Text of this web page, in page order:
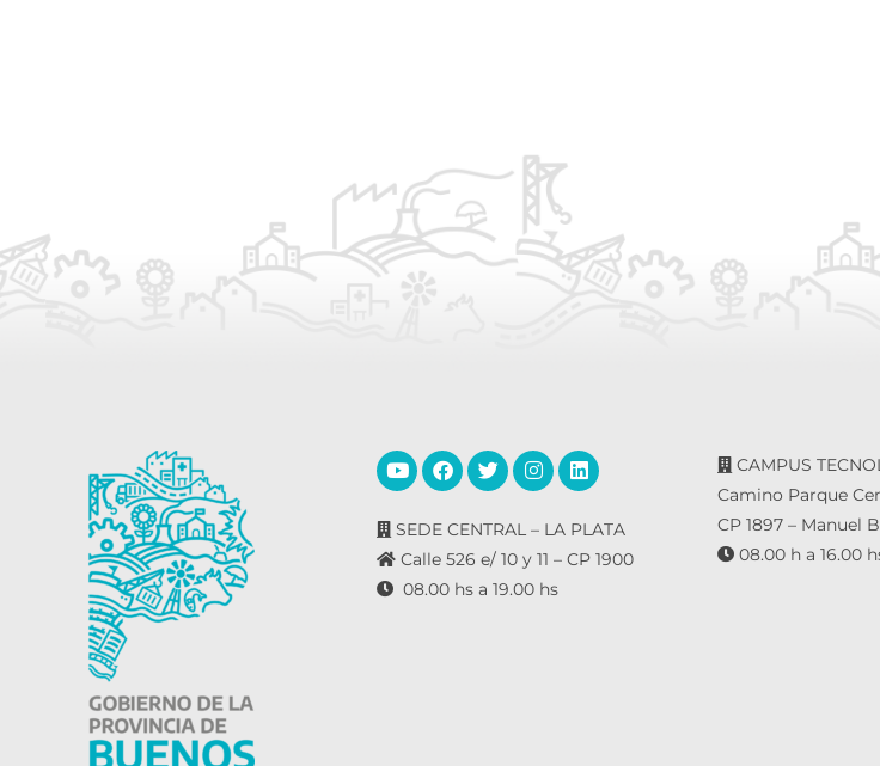
SEDE CENTRAL – LA PLATA
Calle 526 e/ 10 y 11 – CP 1900
08.00 hs a 19.00 hs
CAMPUS
Camino Parque
CP 1897 – Manuel
08.00 h a 16.00